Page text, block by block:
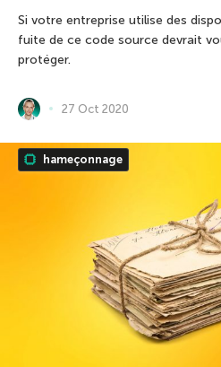
Si votre entreprise utilise des
fuite de ce code source devrait
protéger.
27 Oct 2020
hameçonnage